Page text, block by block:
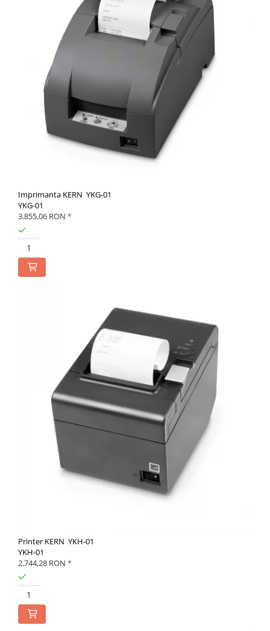
Imprimanta KERN YKG-01
YKG-01
3.855,06 RON *
Printer KERN YKH-01
YKH-01
2.744,28 RON *